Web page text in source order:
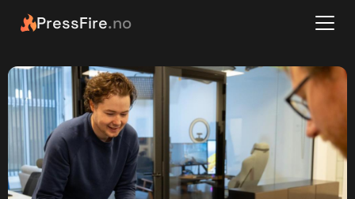
PressFire.no